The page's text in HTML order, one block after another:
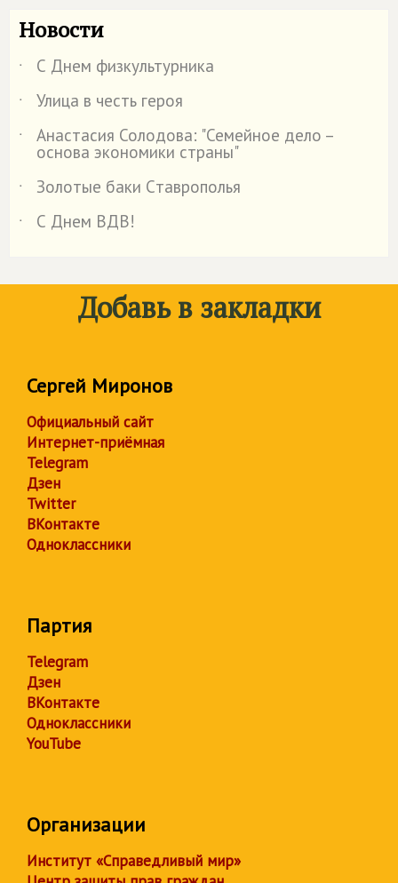
Новости
˙
С Днем физкультурника
˙
Улица в честь героя
˙
Анастасия Солодова: "Семейное дело –
основа экономики страны"
˙
Золотые баки Cтаврополья
˙
С Днем ВДВ!
Добавь в закладки
Сергей Миронов
Официальный сайт
Интернет-приёмная
Telegram
Дзен
Twitter
ВКонтакте
Одноклассники
Партия
Telegram
Дзен
ВКонтакте
Одноклассники
YouTube
Организации
Институт «Справедливый мир»